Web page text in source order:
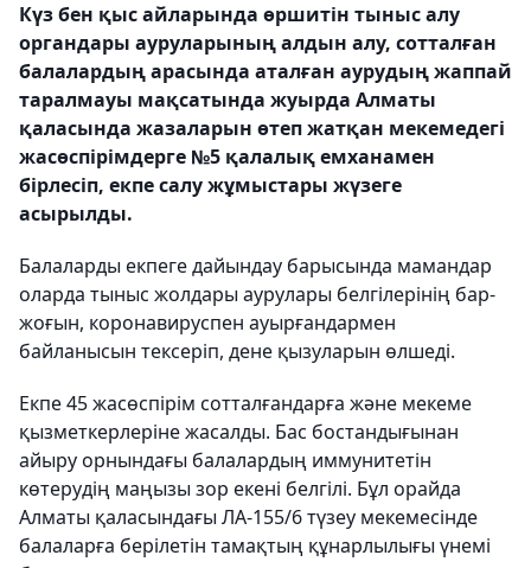
Күз бен қыс айларында өршитін тыныс алу
органдары ауруларының алдын алу, сотталған
балалардың арасында аталған аурудың жаппай
таралмауы мақсатында жуырда Алматы
қаласында жазаларын өтеп жатқан мекемедегі
жасөспірімдерге №5 қалалық емханамен
бірлесіп, екпе салу жұмыстары жүзеге
асырылды.
Балаларды екпеге дайындау барысында мамандар
оларда тыныс жолдары аурулары белгілерінің бар-
жоғын, коронавируспен ауырғандармен
байланысын тексеріп, дене қызуларын өлшеді.
Екпе 45 жасөспірім сотталғандарға және мекеме
қызметкерлеріне жасалды. Бас бостандығынан
айыру орнындағы балалардың иммунитетін
көтерудің маңызы зор екені белгілі. Бұл орайда
Алматы қаласындағы ЛА-155/6 түзеу мекемесінде
балаларға берілетін тамақтың құнарлылығы үнемі